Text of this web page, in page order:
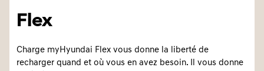
Flex
Charge myHyundai Flex vous donne la liberté de
recharger quand et où vous en avez besoin. Il vous donne